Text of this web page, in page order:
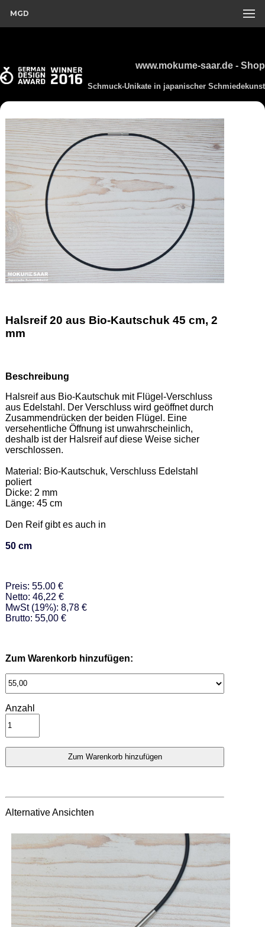
MGD
www.mokume-saar.de - Shop
Schmuck-Unikate in japanischer Schmiedekunst
Halsreif 20 aus Bio-Kautschuk 45 cm, 2
mm
Beschreibung
Halsreif aus Bio-Kautschuk mit Flügel-Verschluss
aus Edelstahl. Der Verschluss wird geöffnet durch
Zusammendrücken der beiden Flügel. Eine
versehentliche Öffnung ist unwahrscheinlich,
deshalb ist der Halsreif auf diese Weise sicher
verschlossen.
Material: Bio-Kautschuk, Verschluss Edelstahl
poliert
Dicke: 2 mm
Länge: 45 cm
Den Reif gibt es auch in
50 cm
Preis: 55.00 €
Netto: 46,22 €
MwSt (19%): 8,78 €
Brutto: 55,00 €
Zum Warenkorb hinzufügen:
Anzahl
Alternative Ansichten